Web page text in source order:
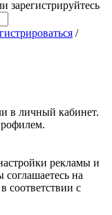
зарегистрируйтесь
/
в личный кабинет.
рекламы и
соглашаетесь на
соответствии с